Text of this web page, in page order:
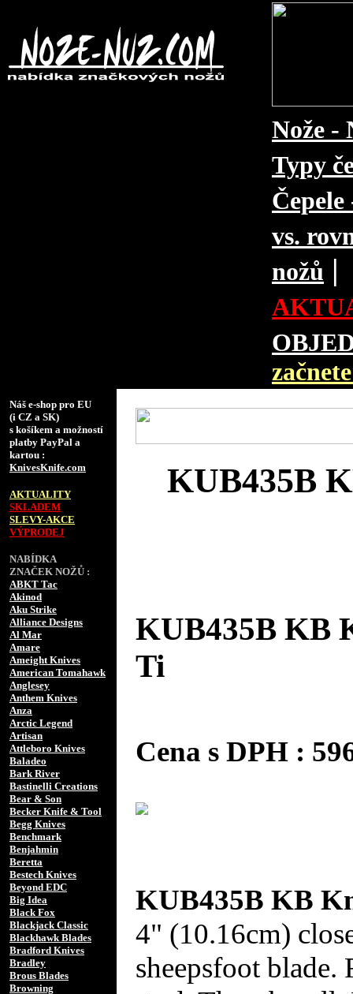
Nože -
Typy
vs.
nožů |
Náš e-shop pro EU
(i CZ a SK)
s košíkem a možností
platby PayPal a
kartou :
KnivesKnife.com
AKTUALITY
SKLADEM
SLEVY-AKCE
VÝPRODEJ
NABÍDKA
ZNAČEK NOŽŮ :
ABKT Tac
Akinod
Aku Strike
Alliance Designs
Al Mar
Amare
Ameight Knives
American Tomahawk
Anglesey
Anthem Knives
Anza
Arctic Legend
Artisan
Attleboro Knives
Baladeo
Bark River
Bastinelli Creations
Bear & Son
Becker Knife & Tool
Begg Knives
Benchmark
Benjahmin
Beretta
Bestech Knives
Beyond EDC
Big Idea
Black Fox
Blackjack Classic
Blackhawk Blades
Bradford Knives
Bradley
Brous Blades
Browning
KUB435B
KUB435B KB
Ti
Cena s DPH :
KUB435B KB
4" (10.16cm)
sheepsfoot